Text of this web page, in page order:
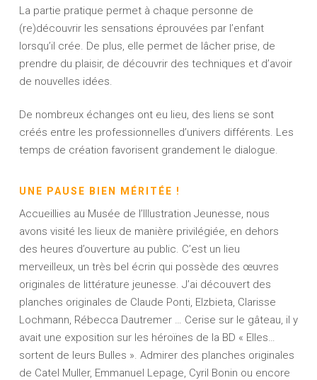
La partie pratique permet à chaque personne de
(re)découvrir les sensations éprouvées par l’enfant
lorsqu’il crée. De plus, elle permet de lâcher prise, de
prendre du plaisir, de découvrir des techniques et d’avoir
de nouvelles idées.
De nombreux échanges ont eu lieu, des liens se sont
créés entre les professionnelles d’univers différents. Les
temps de création favorisent grandement le dialogue.
UNE PAUSE BIEN MÉRITÉE !
Accueillies au Musée de l’Illustration Jeunesse, nous
avons visité les lieux de manière privilégiée, en dehors
des heures d’ouverture au public. C’est un lieu
merveilleux, un très bel écrin qui possède des œuvres
originales de littérature jeunesse. J’ai découvert des
planches originales de Claude Ponti, Elzbieta, Clarisse
Lochmann, Rébecca Dautremer … Cerise sur le gâteau, il y
avait une exposition sur les héroïnes de la BD « Elles…
sortent de leurs Bulles ». Admirer des planches originales
de Catel Muller, Emmanuel Lepage, Cyril Bonin ou encore